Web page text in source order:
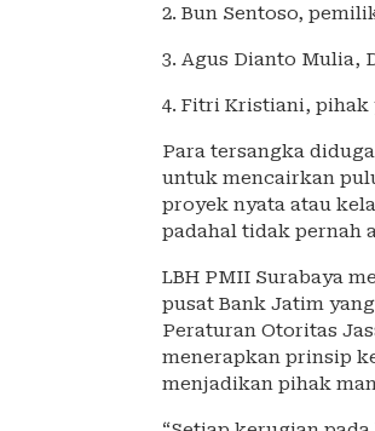
2. Bun Sentoso,
3. Agus Dianto Mulia,
4. Fitri Kristiani,
Para tersangka
untuk mencairkan
proyek nyata atau
padahal tidak pernah
LBH PMII Surabaya
pusat Bank Jatim
Peraturan Otoritas
menerapkan prinsip
menjadikan pihak